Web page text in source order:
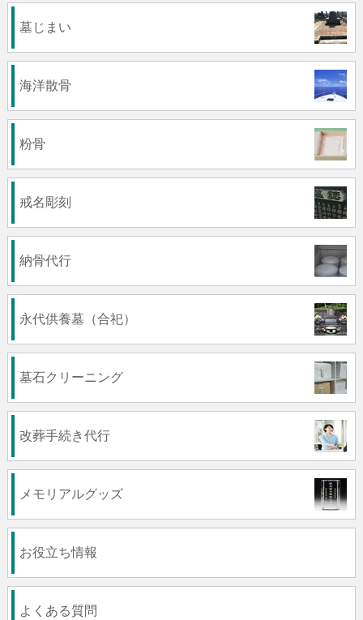
墓じまい
海洋散骨
粉骨
戒名彫刻
納骨代行
永代供養墓（合祀）
墓石クリーニング
改葬手続き代行
メモリアルグッズ
お役立ち情報
よくある質問